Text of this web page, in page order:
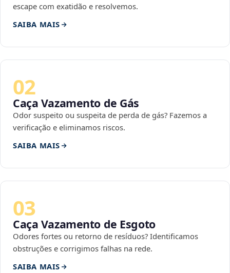
escape com exatidão e resolvemos.
SAIBA MAIS
02
Caça Vazamento de Gás
Odor suspeito ou suspeita de perda de gás? Fazemos a
verificação e eliminamos riscos.
SAIBA MAIS
03
Caça Vazamento de Esgoto
Odores fortes ou retorno de resíduos? Identificamos
obstruções e corrigimos falhas na rede.
SAIBA MAIS